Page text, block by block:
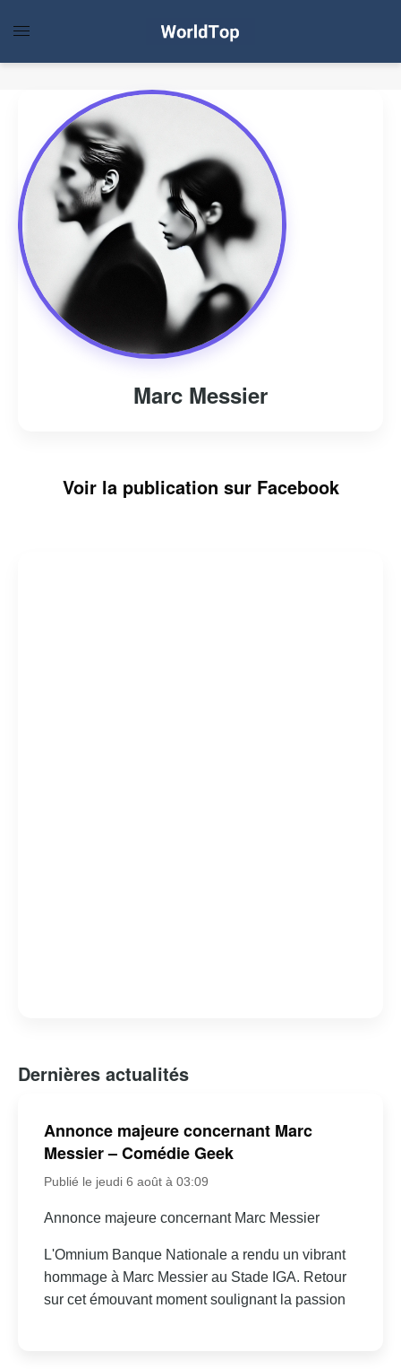
Marc Messier
Voir la publication sur Facebook
Dernières actualités
Annonce majeure concernant Marc
Messier – Comédie Geek
Publié le jeudi 6 août à 03:09
Annonce majeure concernant Marc Messier
L'Omnium Banque Nationale a rendu un vibrant
hommage à Marc Messier au Stade IGA. Retour
sur cet émouvant moment soulignant la passion